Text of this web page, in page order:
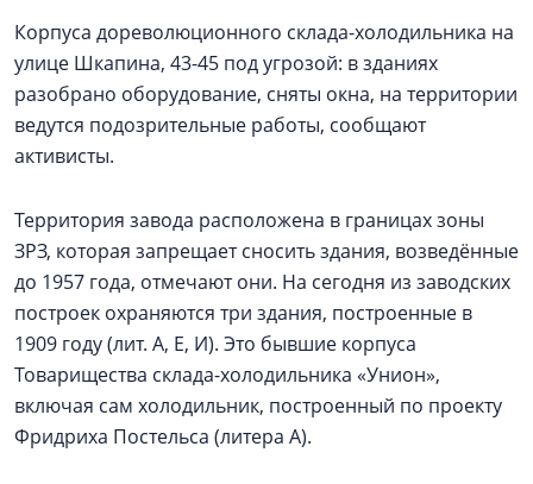
Корпуса дореволюционного склада-холодильника на
улице Шкапина, 43-45 под угрозой: в зданиях
разобрано оборудование, сняты окна, на территории
ведутся подозрительные работы, сообщают
активисты.
Территория завода расположена в границах зоны
ЗРЗ, которая запрещает сносить здания, возведённые
до 1957 года, отмечают они. На сегодня из заводских
построек охраняются три здания, построенные в
1909 году (лит. А, Е, И). Это бывшие корпуса
Товарищества склада-холодильника «Унион»,
включая сам холодильник, построенный по проекту
Фридриха Постельса (литера А).